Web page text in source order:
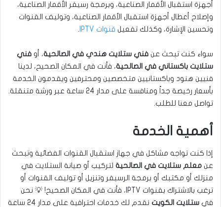
أجهزة استقبال الأقمار الصناعية، وبرمجة رسيفر الأقمار الصناعية،
وإصلاح أعطال أجهزة استقبال الأقمار الصناعية، وتوليف القنوات
وتحسين الإشارة، وكذلك تفعيل قنوات IPTV .
سواء كنت تبحث عن فني ستلايت هندي في الصالحية، أو فني
ستلايت باكستاني في الصالحية، فأنت في المكان الصحيح، لدينا
فنيين هنود وباكستانيين متخصصين ومحترفين ويقدمون الخدمة
بأسعار رخيصة جداً ومنافسة على مدار 24 ساعة عبر ورشة متنقلة.
تواصل معنا للطلب.
أهمية الخدمة
إذا كنت تواجه مشاكل في جهاز استقبال القنوات الفضائية وتبحث
عن معلم ستلايت في الصالحية لتركيب أو صيانة الستلايت في
منزلك أو مكتبك أو برمجة الرسيفر وتنزيل أو توليف القنوات أو
ترغب بالاشتراك بقنوات IPTV، فأنت في المكان الصحيح! 💡 نحن
في ستلايت الكويت
نقدم لك خدمات احترافية على مدار 24 ساعة